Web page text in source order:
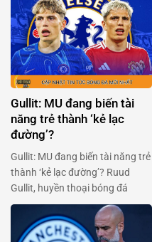
World Cup đang chờ đợi phía
trước. Hai đội bóng đầy khao
khát này sẽ đụng độ nhau trong
trận chiến không khoan nhượng
vào 23h00 ngày 13/11. …
Gullit: MU đang biến tài
năng trẻ thành ‘kẻ lạc
đường’?
Gullit: MU đang biến tài năng trẻ
thành ‘kẻ lạc đường’? Ruud
Gullit, huyền thoại bóng đá
người Hà Lan, gần đây đã gây
bão với phát biểu về Alejandro
Garnacho – tài năng trẻ của